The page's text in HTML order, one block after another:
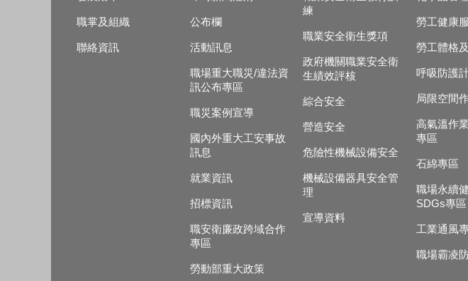
職掌及組織
聯絡資訊
公布欄
活動訊息
職場重大職災/違法資
訊公布專區
職災案例宣導
國內外重大工安事故
訊息
就業資訊
招標資訊
職安衛廉政跨域合作
專區
勞動部重大政策
練
職業安全衛生獎項
政府機關職業安全衛
生績效評核
綜合安全
營造安全
危險性機械設備安全
機械設備器具安全管
理
宣導資料
勞工健康
勞工體格
呼吸防護
局限空間
高氣溫作
專區
石綿專區
職場永續
SDGs專區
工業通風
職場霸凌